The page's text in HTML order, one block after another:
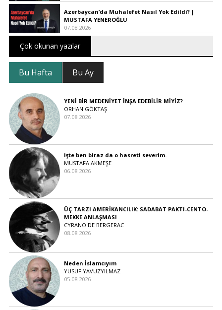
Azerbaycan’da Muhalefet Nasıl Yok Edildi? |
MUSTAFA YENEROĞLU
07.08.2026
Çok okunan yazılar
Bu Hafta Bu Ay
YENİ BİR MEDENİYET İNŞA EDEBİLİR MİYİZ?
ORHAN GÖKTAŞ
07.08.2026
işte ben biraz da o hasreti severim.
MUSTAFA AKMEŞE
06.08.2026
ÜÇ TARZI AMERİKANCILIK: SADABAT PAKTI-CENTO-
MEKKE ANLAŞMASI
CYRANO DE BERGERAC
08.08.2026
Neden İslamcıyım
YUSUF YAVUZYILMAZ
05.08.2026